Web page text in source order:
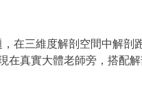
在三維度解剖空間中解剖
真實大體老師旁，搭配